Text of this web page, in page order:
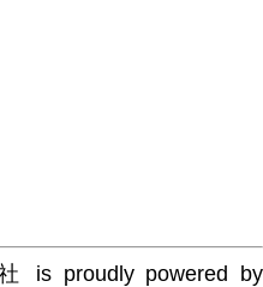
is proudly powered by